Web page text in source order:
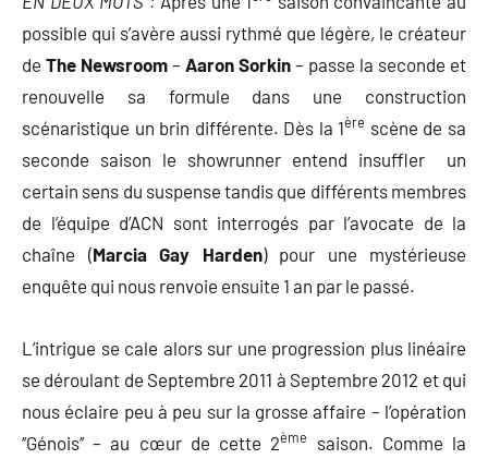
possible qui s’avère aussi rythmé que légère, le créateur
de The Newsroom – Aaron Sorkin – passe la seconde et
renouvelle sa formule dans une construction
scénaristique un brin différente. Dès la 1ère scène de sa
seconde saison le showrunner entend insuffler un
certain sens du suspense tandis que différents membres
de l’équipe d’ACN sont interrogés par l’avocate de la
chaîne (Marcia Gay Harden) pour une mystérieuse
enquête qui nous renvoie ensuite 1 an par le passé.
L’intrigue se cale alors sur une progression plus linéaire
se déroulant de Septembre 2011 à Septembre 2012 et qui
nous éclaire peu à peu sur la grosse affaire – l’opération
‘’Génois’’ – au cœur de cette 2ème
saison. Comme la